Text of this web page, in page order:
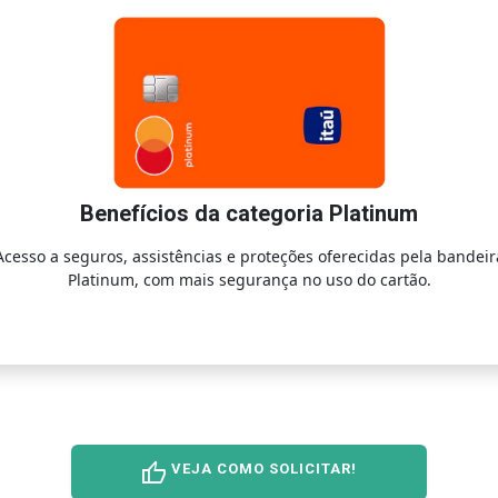
Benefícios da categoria Platinum
a seguros, assistências e proteções oferecidas pela
Platinum, com mais segurança no uso do cartão.
thumb_up VEJA COMO SOLICITAR!